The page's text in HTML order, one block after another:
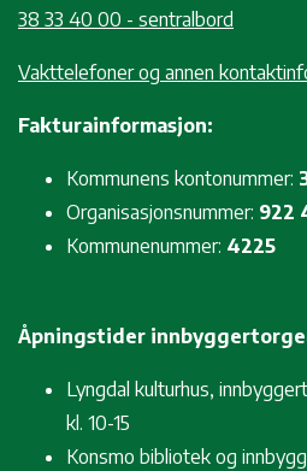
38 33 40 00 - sentralbord
Vakttelefoner og annen
Fakturainformasjon:
Kommunens kontonummer:
Organisasjonsnummer: 922
Kommunenummer: 4225
Åpningstider
Lyngdal kulturhus,
kl. 10-15
Konsmo bibliotek og